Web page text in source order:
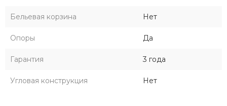
Бельевая корзина Нет
Опоры Да
Гарантия 3 года
Угловая конструкция Нет